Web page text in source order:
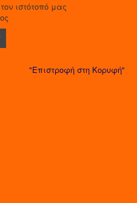
ιστότοπό μας
"Επιστροφή στη Κορυφή"